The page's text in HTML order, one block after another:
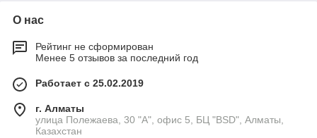
О нас
Рейтинг не сформирован
Менее 5 отзывов за последний год
Работает с 25.02.2019
г. Алматы
улица Полежаева, 30 "А", офис 5, БЦ "BSD", Алматы,
Казахстан